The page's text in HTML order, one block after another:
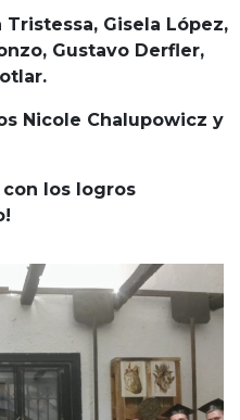
Tristessa, Gisela López,
Gustavo Derfler,
Nicole Chalupowicz y
con los logros